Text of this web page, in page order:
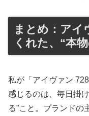
まとめ：アイ
くれた、“本
私が「アイヴァン
感じるのは、毎日掛
る”こと。ブランドの